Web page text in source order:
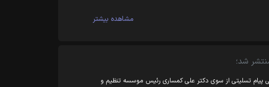
مشاهده بیشتر
شد؛
پیام تسلیتی از سوی دکتر علی کمساری رئیس موسسه تنظیم و